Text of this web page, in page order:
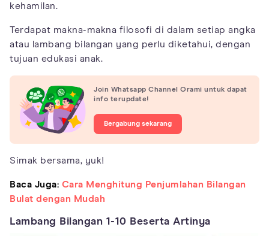
kehamilan.
Terdapat makna-makna filosofi di dalam setiap angka
atau lambang bilangan yang perlu diketahui, dengan
tujuan edukasi anak.
Join Whatsapp Channel Orami untuk dapat
info terupdate!
Bergabung sekarang
Simak bersama, yuk!
Baca Juga: Cara Menghitung Penjumlahan Bilangan
Bulat dengan Mudah
Lambang Bilangan 1-10 Beserta Artinya